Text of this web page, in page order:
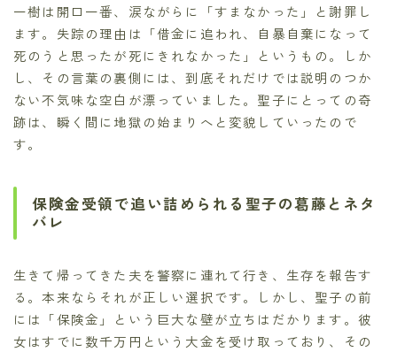
一樹は開口一番、涙ながらに「すまなかった」と謝罪し
ます。失踪の理由は「借金に追われ、自暴自棄になって
死のうと思ったが死にきれなかった」というもの。しか
し、その言葉の裏側には、到底それだけでは説明のつか
ない不気味な空白が漂っていました。聖子にとっての奇
跡は、瞬く間に地獄の始まりへと変貌していったので
す。
保険金受領で追い詰められる聖子の葛藤とネタ
バレ
生きて帰ってきた夫を警察に連れて行き、生存を報告す
る。本来ならそれが正しい選択です。しかし、聖子の前
には「保険金」という巨大な壁が立ちはだかります。彼
女はすでに数千万円という大金を受け取っており、その